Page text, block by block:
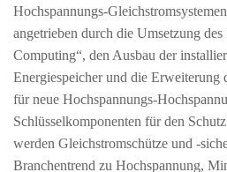
Hochspannungs-
angetrieben durch die Umsetzung
Computing“, den Ausbau der
Energiespeicher und die Erweiterung
für neue Hochspannungs-
Schlüsselkomponenten für den
werden Gleichstromschütze und -
Branchentrend zu Hochspannung,